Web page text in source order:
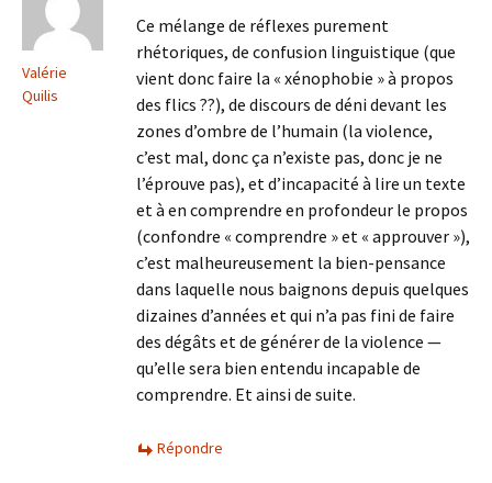
Valérie
Quilis
Ce mélange de réflexes purement
rhétoriques, de confusion linguistique (que
vient donc faire la « xénophobie » à propos
des flics ??), de discours de déni devant les
zones d’ombre de l’humain (la violence,
c’est mal, donc ça n’existe pas, donc je ne
l’éprouve pas), et d’incapacité à lire un texte
et à en comprendre en profondeur le propos
(confondre « comprendre » et « approuver »),
c’est malheureusement la bien-pensance
dans laquelle nous baignons depuis quelques
dizaines d’années et qui n’a pas fini de faire
des dégâts et de générer de la violence —
qu’elle sera bien entendu incapable de
comprendre. Et ainsi de suite.
Répondre